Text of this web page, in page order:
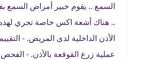
السمع .. يقوم خبير أمراض
الأذن الداخلية لدى المريض. -
عملية زرع القوقعة بالأذن. -